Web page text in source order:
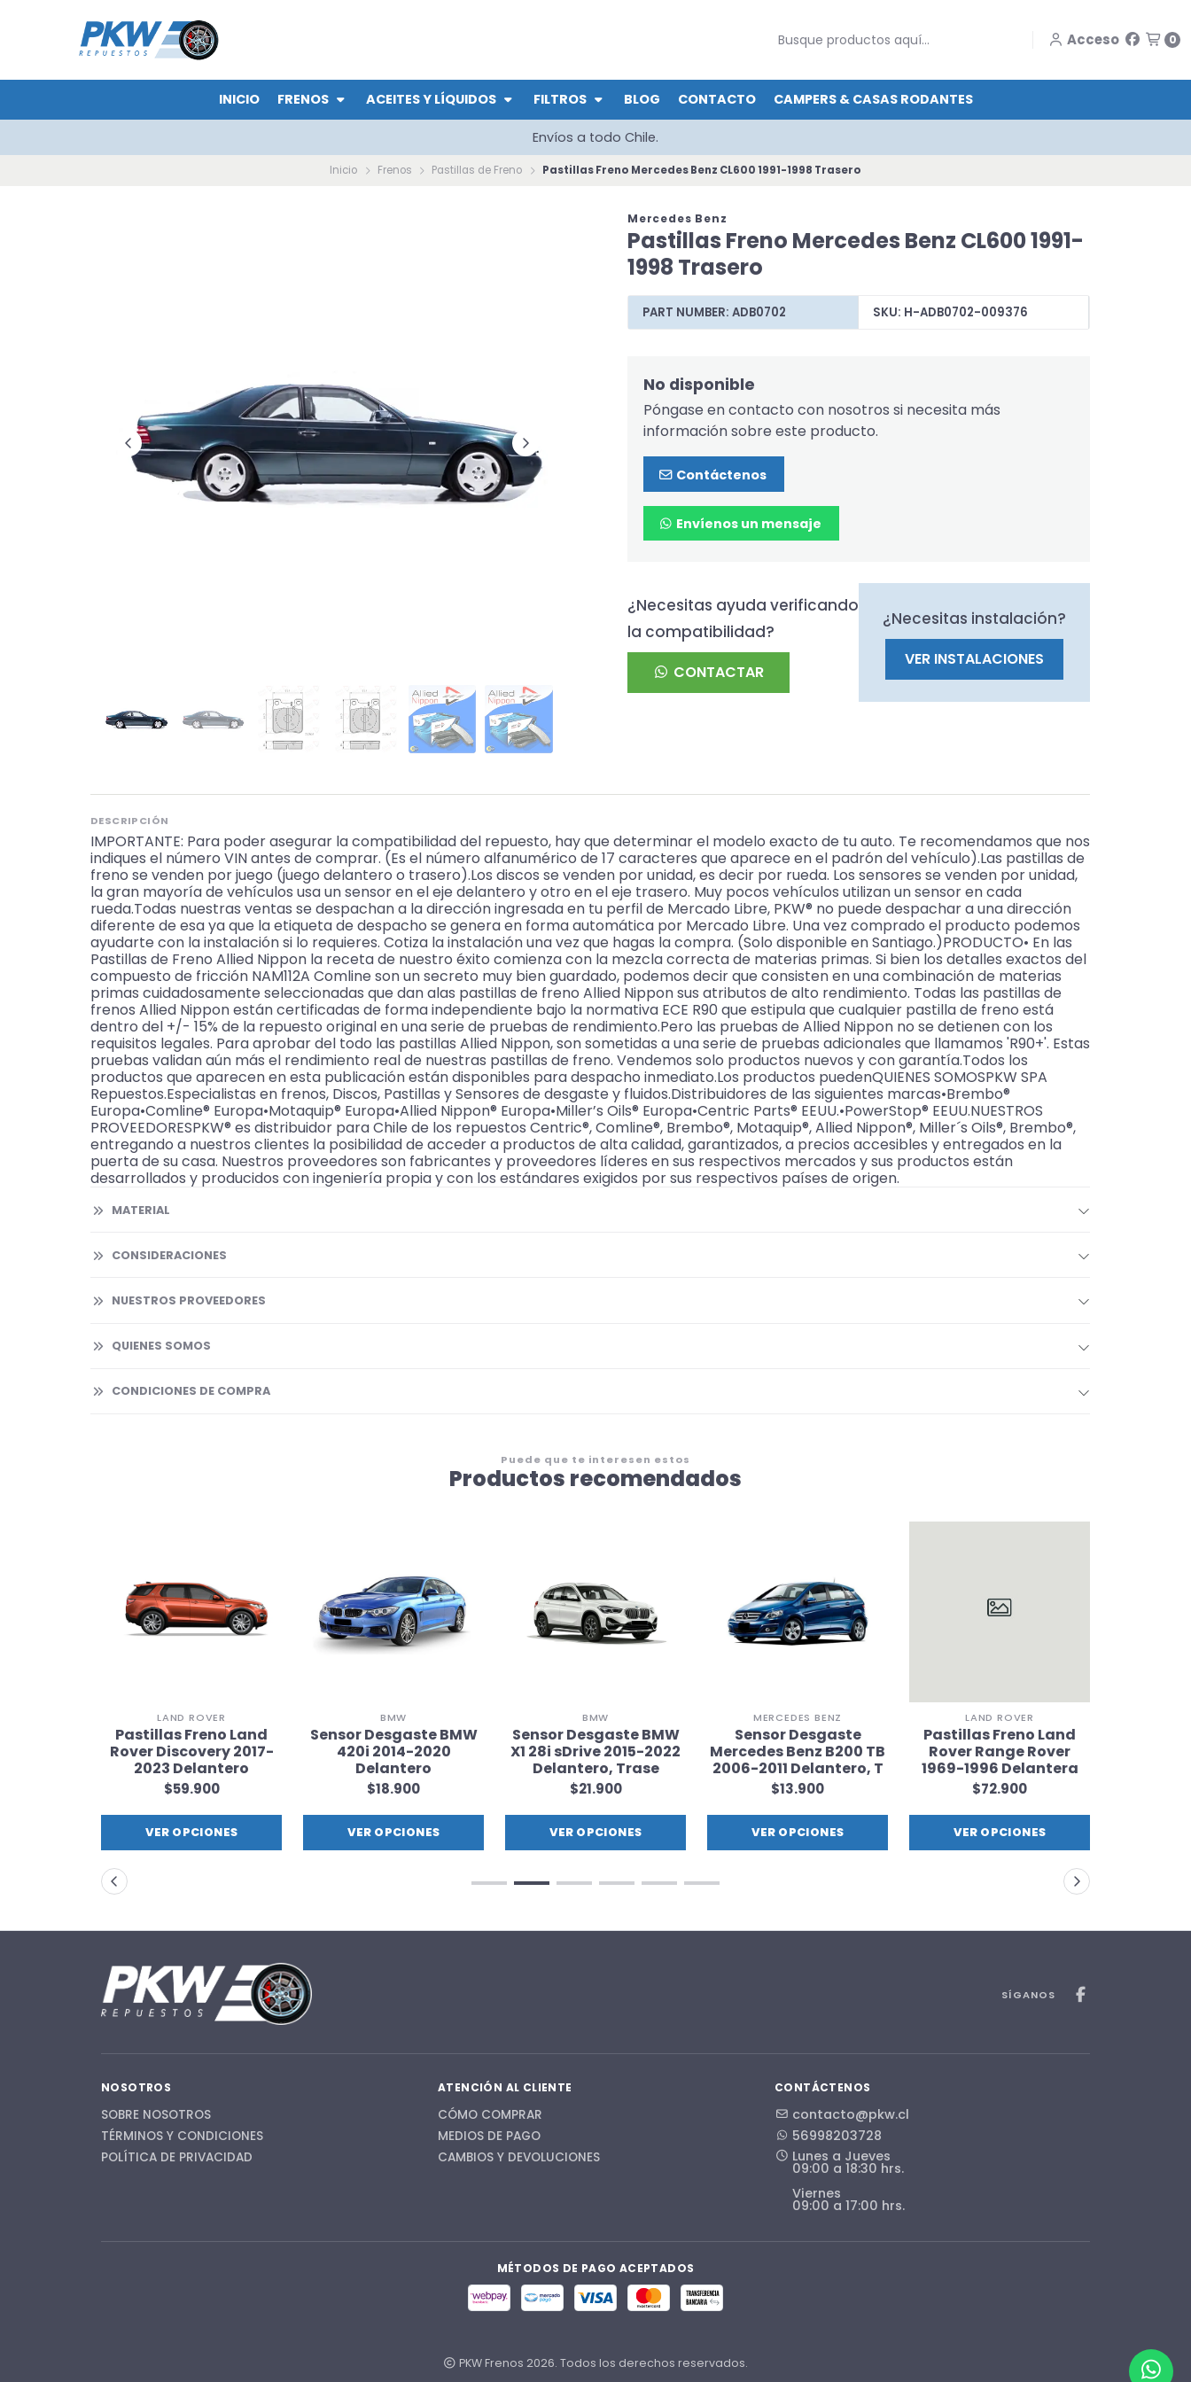
Acceso 0
INICIO FRENOS ACEITES Y LÍQUIDOS FILTROS BLOG CONTACTO CAMPERS & CASAS RODANTES
Envíos a todo Chile.
Inicio Frenos Pastillas de Freno Pastillas Freno Mercedes Benz CL600 1991-1998 Trasero
Mercedes Benz
Pastillas Freno Mercedes Benz CL600 1991-
1998 Trasero
PART NUMBER: ADB0702 SKU: H-ADB0702-009376
No disponible
Póngase en contacto con nosotros si necesita más
información sobre este producto.
Contáctenos
Envíenos un mensaje
¿Necesitas ayuda verificando
la compatibilidad?
CONTACTAR
¿Necesitas instalación?
VER INSTALACIONES
DESCRIPCIÓN
IMPORTANTE: Para poder asegurar la compatibilidad del repuesto, hay que determinar el modelo exacto de tu auto. Te recomendamos que nos
indiques el número VIN antes de comprar. (Es el número alfanumérico de 17 caracteres que aparece en el padrón del vehículo).Las pastillas de
freno se venden por juego (juego delantero o trasero).Los discos se venden por unidad, es decir por rueda. Los sensores se venden por unidad,
la gran mayoría de vehículos usa un sensor en el eje delantero y otro en el eje trasero. Muy pocos vehículos utilizan un sensor en cada
rueda.Todas nuestras ventas se despachan a la dirección ingresada en tu perfil de Mercado Libre, PKW® no puede despachar a una dirección
diferente de esa ya que la etiqueta de despacho se genera en forma automática por Mercado Libre. Una vez comprado el producto podemos
ayudarte con la instalación si lo requieres. Cotiza la instalación una vez que hagas la compra. (Solo disponible en Santiago.)PRODUCTO• En las
Pastillas de Freno Allied Nippon la receta de nuestro éxito comienza con la mezcla correcta de materias primas. Si bien los detalles exactos del
compuesto de fricción NAM112A Comline son un secreto muy bien guardado, podemos decir que consisten en una combinación de materias
primas cuidadosamente seleccionadas que dan alas pastillas de freno Allied Nippon sus atributos de alto rendimiento. Todas las pastillas de
frenos Allied Nippon están certificadas de forma independiente bajo la normativa ECE R90 que estipula que cualquier pastilla de freno está
dentro del +/- 15% de la repuesto original en una serie de pruebas de rendimiento.Pero las pruebas de Allied Nippon no se detienen con los
requisitos legales. Para aprobar del todo las pastillas Allied Nippon, son sometidas a una serie de pruebas adicionales que llamamos 'R90+'. Estas
pruebas validan aún más el rendimiento real de nuestras pastillas de freno. Vendemos solo productos nuevos y con garantía.Todos los
productos que aparecen en esta publicación están disponibles para despacho inmediato.Los productos puedenQUIENES SOMOSPKW SPA
Repuestos.Especialistas en frenos, Discos, Pastillas y Sensores de desgaste y fluidos.Distribuidores de las siguientes marcas•Brembo®
Europa•Comline® Europa•Motaquip® Europa•Allied Nippon® Europa•Miller’s Oils® Europa•Centric Parts® EEUU.•PowerStop® EEUU.NUESTROS
PROVEEDORESPKW® es distribuidor para Chile de los repuestos Centric®, Comline®, Brembo®, Motaquip®, Allied Nippon®, Miller´s Oils®, Brembo®,
entregando a nuestros clientes la posibilidad de acceder a productos de alta calidad, garantizados, a precios accesibles y entregados en la
puerta de su casa. Nuestros proveedores son fabricantes y proveedores líderes en sus respectivos mercados y sus productos están
desarrollados y producidos con ingeniería propia y con los estándares exigidos por sus respectivos países de origen.
MATERIAL
CONSIDERACIONES
NUESTROS PROVEEDORES
QUIENES SOMOS
CONDICIONES DE COMPRA
Puede que te interesen estos
Productos recomendados
LAND ROVER
Pastillas Freno Land
Rover Discovery 2017-
2023 Delantero
$59.900
VER OPCIONES
BMW
Sensor Desgaste BMW
420i 2014-2020
Delantero
$18.900
VER OPCIONES
BMW
Sensor Desgaste BMW
X1 28i sDrive 2015-2022
Delantero, Trase
$21.900
VER OPCIONES
MERCEDES BENZ
Sensor Desgaste
Mercedes Benz B200 TB
2006-2011 Delantero, T
$13.900
VER OPCIONES
LAND ROVER
Pastillas Freno Land
Rover Range Rover
1969-1996 Delantera
$72.900
VER OPCIONES
SÍGANOS
NOSOTROS
SOBRE NOSOTROS
TÉRMINOS Y CONDICIONES
POLÍTICA DE PRIVACIDAD
ATENCIÓN AL CLIENTE
CÓMO COMPRAR
MEDIOS DE PAGO
CAMBIOS Y DEVOLUCIONES
CONTÁCTENOS
contacto@pkw.cl
56998203728
Lunes a Jueves
09:00 a 18:30 hrs.
Viernes
09:00 a 17:00 hrs.
MÉTODOS DE PAGO ACEPTADOS
PKW Frenos 2026. Todos los derechos reservados.